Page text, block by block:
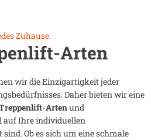
Zuhause.
Arten
wir die Einzigartigkeit jeder
Daher bieten wir eine
Artenund
auf Ihre individuellen
Ob es sich um eine schmale